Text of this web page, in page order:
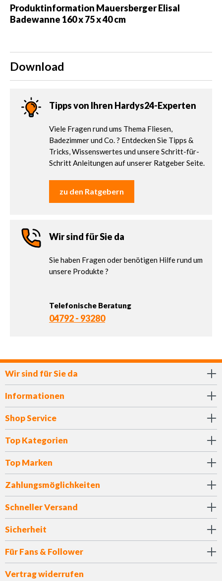
Produktinformation Mauersberger Elisal
Badewanne 160 x 75 x 40 cm
Download
Tipps von Ihren Hardys24-Experten
Viele Fragen rund ums Thema Fliesen,
Badezimmer und Co. ? Entdecken Sie Tipps &
Tricks, Wissenswertes und unsere Schritt-für-
Schritt Anleitungen auf unserer Ratgeber Seite.
zu den Ratgebern
Wir sind für Sie da
Sie haben Fragen oder benötigen Hilfe rund um
unsere Produkte ?
Telefonische Beratung
04792 - 93280
Wir sind für Sie da
Informationen
Shop Service
Top Kategorien
Top Marken
Zahlungsmöglichkeiten
Schneller Versand
Sicherheit
Für Fans & Follower
Vertrag widerrufen